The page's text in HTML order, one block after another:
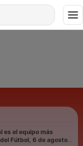
es el equipo más
Fútbol, 6 de agosto